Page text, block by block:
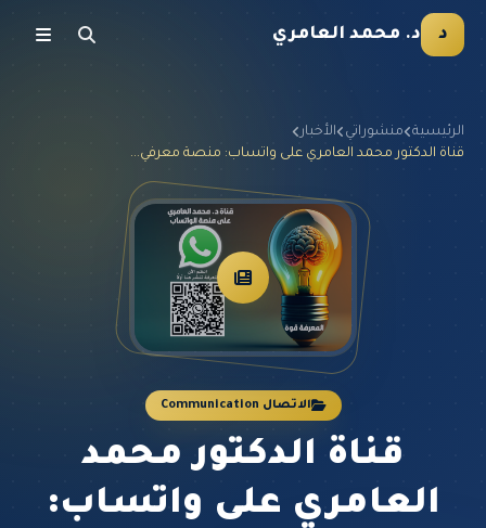
د د. محمد العامري
الرئيسية منشوراتي
الأخبار
قناة الدكتور محمد العامري على واتساب: منصة معرفي...
الاتصال Communication
قناة الدكتور محمد
العامري على واتساب: